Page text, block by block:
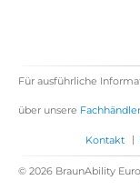
Für ausführliche
über unsere Fachhändler
Kontakt |
© 2026 BraunAbility